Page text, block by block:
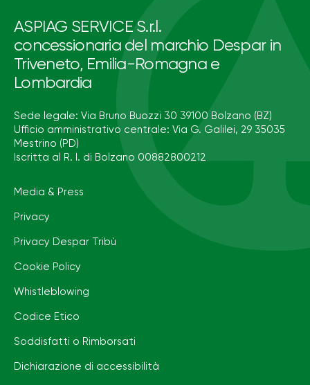
ASPIAG SERVICE S.r.l.
concessionaria del marchio Despar in
Triveneto, Emilia-Romagna e
Lombardia
Sede legale: Via Bruno Buozzi 30 39100 Bolzano (BZ)
Ufficio amministrativo centrale: Via G. Galilei, 29 35035
Mestrino (PD)
Iscritta al R. I. di Bolzano 00882800212
Media & Press
Privacy
Privacy Despar Tribù
Cookie Policy
Whistleblowing
Codice Etico
Soddisfatti o Rimborsati
Dichiarazione di accessibilità